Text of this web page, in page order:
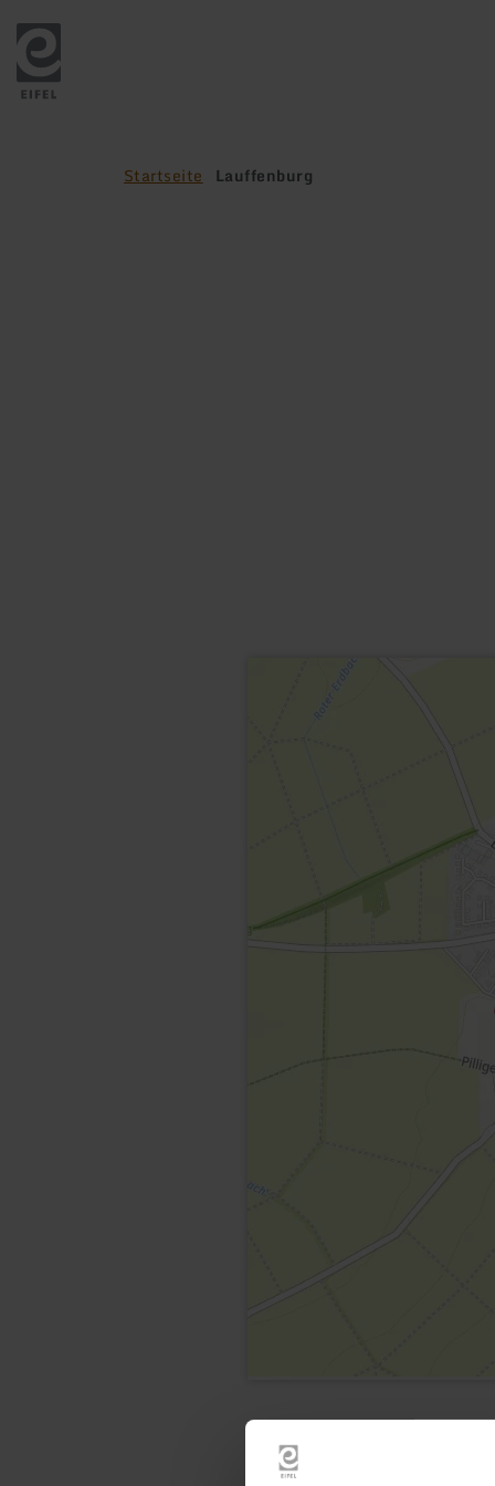
Zurück
zur
Startseite
Startseite Lauffenburg